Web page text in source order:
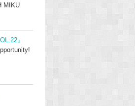
MIKU
』